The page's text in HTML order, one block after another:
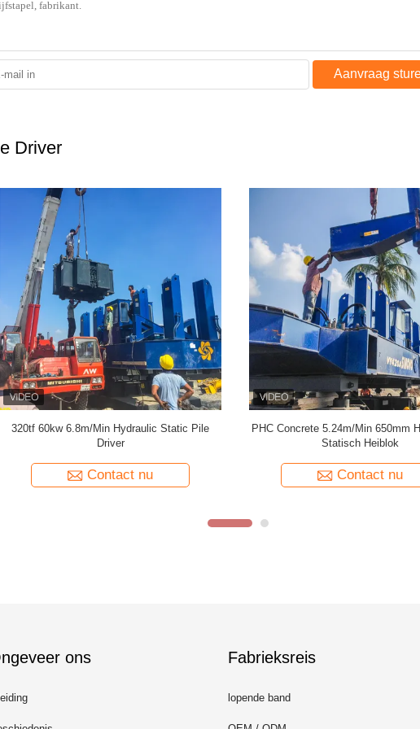
Aanvraag
Driver
De hoge milieuvriendelijke machine van de de
stapelboring van de stroommacht VY500A
Contact nu
VY600A hydraulisch geruisloos
Heiblok vier Opheffend
Contact nu
ons Fabrieksreis
lopende band